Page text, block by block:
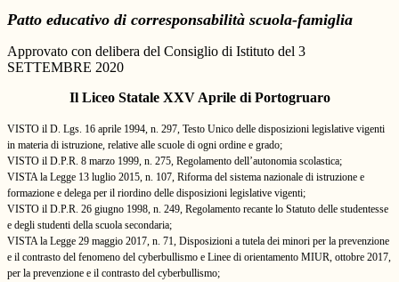
Patto educativo di corresponsabilità scuola-famiglia
Approvato con delibera del Consiglio di Istituto del 3
SETTEMBRE 2020
Il Liceo Statale XXV Aprile di Portogruaro
VISTO il D. Lgs. 16 aprile 1994, n. 297, Testo Unico delle disposizioni legislative vigenti
in materia di istruzione, relative alle scuole di ogni ordine e grado;
VISTO il D.P.R. 8 marzo 1999, n. 275, Regolamento dell’autonomia scolastica;
VISTA la Legge 13 luglio 2015, n. 107, Riforma del sistema nazionale di istruzione e
formazione e delega per il riordino delle disposizioni legislative vigenti;
VISTO il D.P.R. 26 giugno 1998, n. 249, Regolamento recante lo Statuto delle studentesse
e degli studenti della scuola secondaria;
VISTA la Legge 29 maggio 2017, n. 71, Disposizioni a tutela dei minori per la prevenzione
e il contrasto del fenomeno del cyberbullismo e Linee di orientamento MIUR, ottobre 2017,
per la prevenzione e il contrasto del cyberbullismo;